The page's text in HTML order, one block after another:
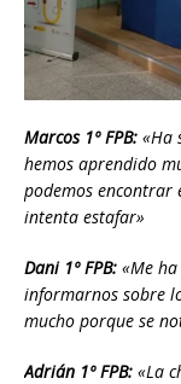
Marcos 1º FPB: «Ha
hemos aprendido
podemos encontrar
intenta estafar»
Dani 1º FPB: «Me
informarnos sobre
mucho porque se
Adrián 1º FPB: «La